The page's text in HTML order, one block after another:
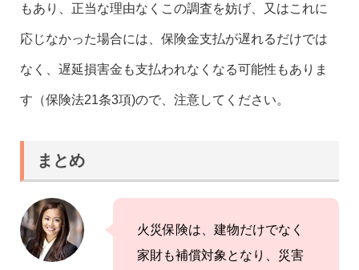
もあり、正当な理由なくこの調査を妨げ、又はこれに
応じなかった場合には、保険金支払が遅れるだけでは
なく、遅延損害金も支払われなくなる可能性もありま
す（保険法21条3項)ので、注意してください。
まとめ
火災保険は、建物だけでなく
家財も補償対象となり、災害